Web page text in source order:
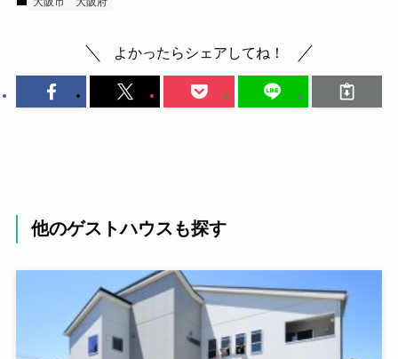
よかったらシェアしてね！
他のゲストハウスも探す